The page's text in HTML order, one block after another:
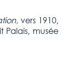
vers 1910,
Palais, musée